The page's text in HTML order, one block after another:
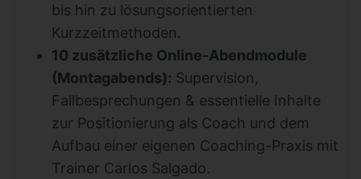
bis hin zu lösungsorientierten
Kurzzeitmethoden.
10 zusätzliche Online-Abendmodule
(Montagabends): Supervision,
Fallbesprechungen & essentielle Inhalte
zur Positionierung als Coach und dem
Aufbau einer eigenen Coaching-Praxis mit
Trainer Carlos Salgado.